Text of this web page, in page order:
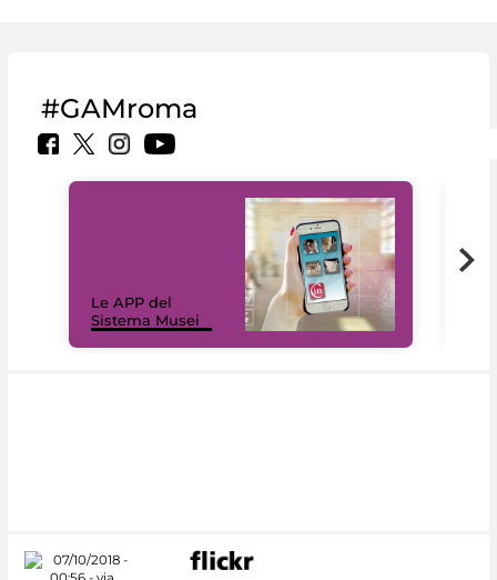
#GAMroma
Le APP del
Sistema Musei